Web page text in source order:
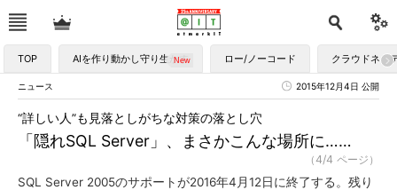
TOP AIを作り動かし守り生かす ロー/ノーコード クラウドネイ
ニュース 2015年12月4日 公開
「隠れSQL Server」、まさかこんな場所に……
“詳しい人”も見落としがちな対策の落とし穴
（4/4 ページ）
SQL Server 2005のサポートが2016年4月12日に終了する。残り